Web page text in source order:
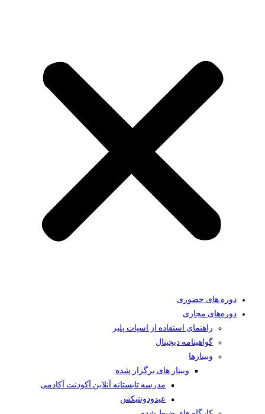
دوره های حضوری
دوره‌های مجازی
راهنمای استفاده از اسپات پلیر
گواهینامه دیجیتال
وبینار‌ها
وبینار های برگزار شده
مدرسه تابستانه آنلاین آکودنت آکادمی
عیدودونتیکس